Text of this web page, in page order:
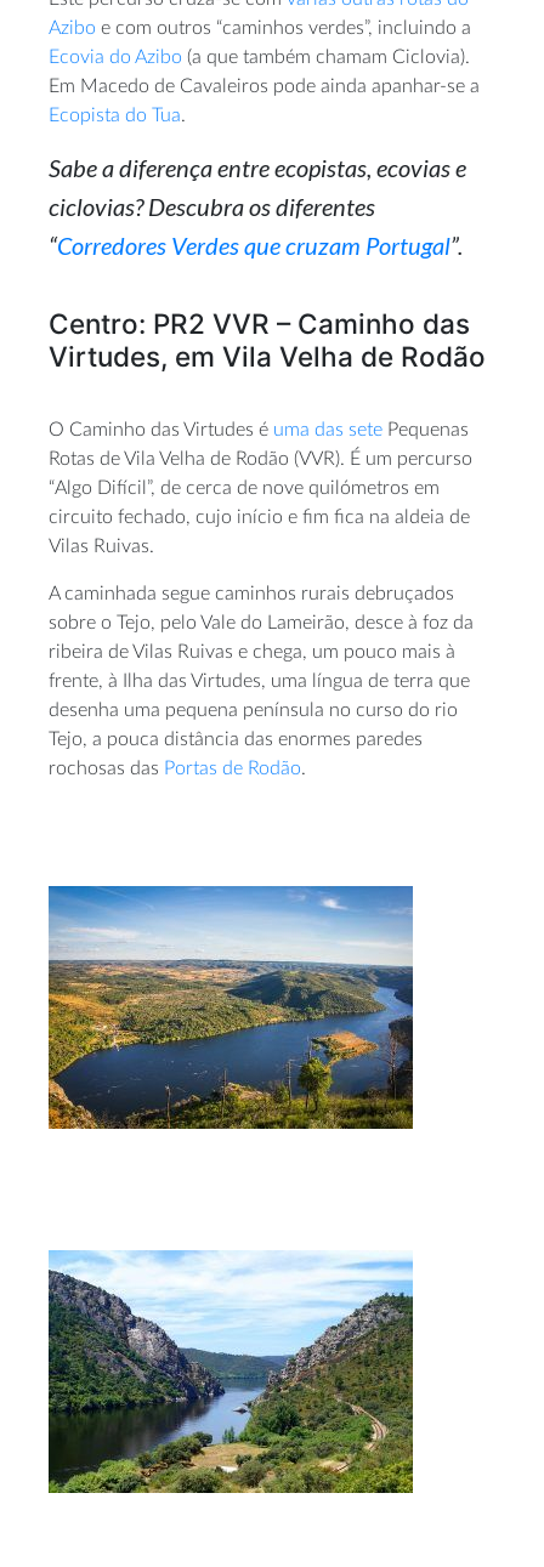
Azibo e com outros “caminhos verdes”, incluindo a
Ecovia do Azibo (a que também chamam Ciclovia).
Em Macedo de Cavaleiros pode ainda apanhar-se a
Ecopista do Tua.
Sabe a diferença entre ecopistas, ecovias e
ciclovias? Descubra os diferentes
“Corredores Verdes que cruzam Portugal”.
Centro: PR2 VVR – Caminho das
Virtudes, em Vila Velha de Rodão
O Caminho das Virtudes é uma das sete Pequenas
Rotas de Vila Velha de Rodão (VVR). É um percurso
“Algo Difícil”, de cerca de nove quilómetros em
circuito fechado, cujo início e fim fica na aldeia de
Vilas Ruivas.
A caminhada segue caminhos rurais debruçados
sobre o Tejo, pelo Vale do Lameirão, desce à foz da
ribeira de Vilas Ruivas e chega, um pouco mais à
frente, à Ilha das Virtudes, uma língua de terra que
desenha uma pequena península no curso do rio
Tejo, a pouca distância das enormes paredes
rochosas das Portas de Rodão.